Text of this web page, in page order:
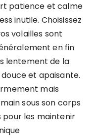
patience et calme
inutile. Choisissez
volailles sont
en fin
lentement de la
et apaisante.
mais
sous son corps
pour les maintenir